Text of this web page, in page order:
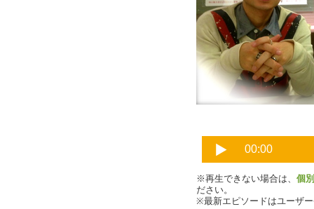
※再生できない場合は、 個
ださい。
※最新エピソードはユーザ